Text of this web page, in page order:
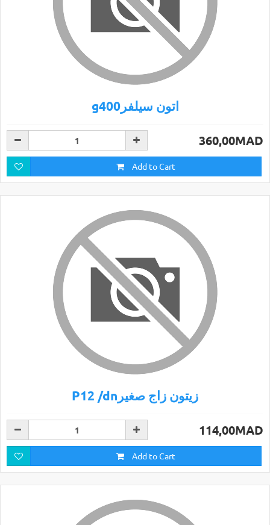
g400اتون سيلفر
360,00MAD
Add to Cart
P12 /dnزيتون زاج صغير
114,00MAD
Add to Cart